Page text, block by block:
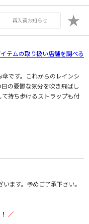
再入荷お知らせ ★
テムの取り扱い店舗を調べる
です。これからのレインシ
の憂鬱な気分を吹き飛ばし
持ち歩けるストラップも付
ます。予めご了承下さい。
！ ／